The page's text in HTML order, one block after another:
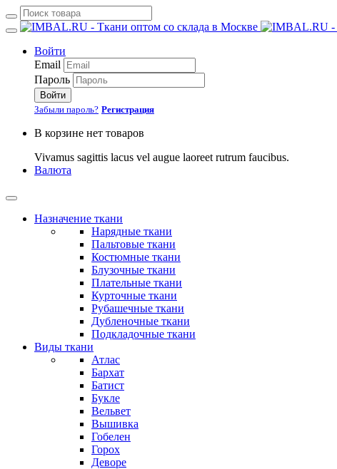
Войти
Email
Пароль
Войти
Забыли пароль? Регистрация
В корзине нет товаров
Vivamus sagittis lacus vel augue laoreet rutrum faucibus.
Валюта
Назначение ткани
Нарядные ткани
Пальтовые ткани
Костюмные ткани
Блузочные ткани
Плательные ткани
Курточные ткани
Рубашечные ткани
Дубленочные ткани
Подкладочные ткани
Виды ткани
Атлас
Бархат
Батист
Букле
Вельвет
Вышивка
Гобелен
Горох
Деворе